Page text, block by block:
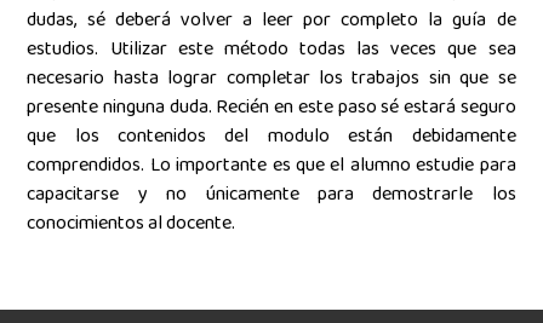
dudas, sé deberá volver a leer por completo la guía de
estudios. Utilizar este método todas las veces que sea
necesario hasta lograr completar los trabajos sin que se
presente ninguna duda. Recién en este paso sé estará seguro
que los contenidos del modulo están debidamente
comprendidos. Lo importante es que el alumno estudie para
capacitarse y no únicamente para demostrarle los
conocimientos al docente.